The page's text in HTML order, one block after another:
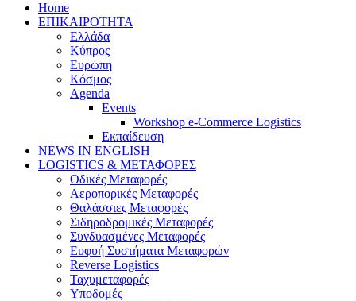
Home
ΕΠΙΚΑΙΡΟΤΗΤΑ
Ελλάδα
Κύπρος
Ευρώπη
Κόσμος
Agenda
Events
Workshop e-Commerce Logistics
Εκπαίδευση
NEWS IN ENGLISH
LOGISTICS & ΜΕΤΑΦΟΡΕΣ
Οδικές Μεταφορές
Αεροπορικές Μεταφορές
Θαλάσσιες Μεταφορές
Σιδηροδρομικές Μεταφορές
Συνδυασμένες Μεταφορές
Ευφυή Συστήματα Μεταφορών
Reverse Logistics
Ταχυμεταφορές
Υποδομές